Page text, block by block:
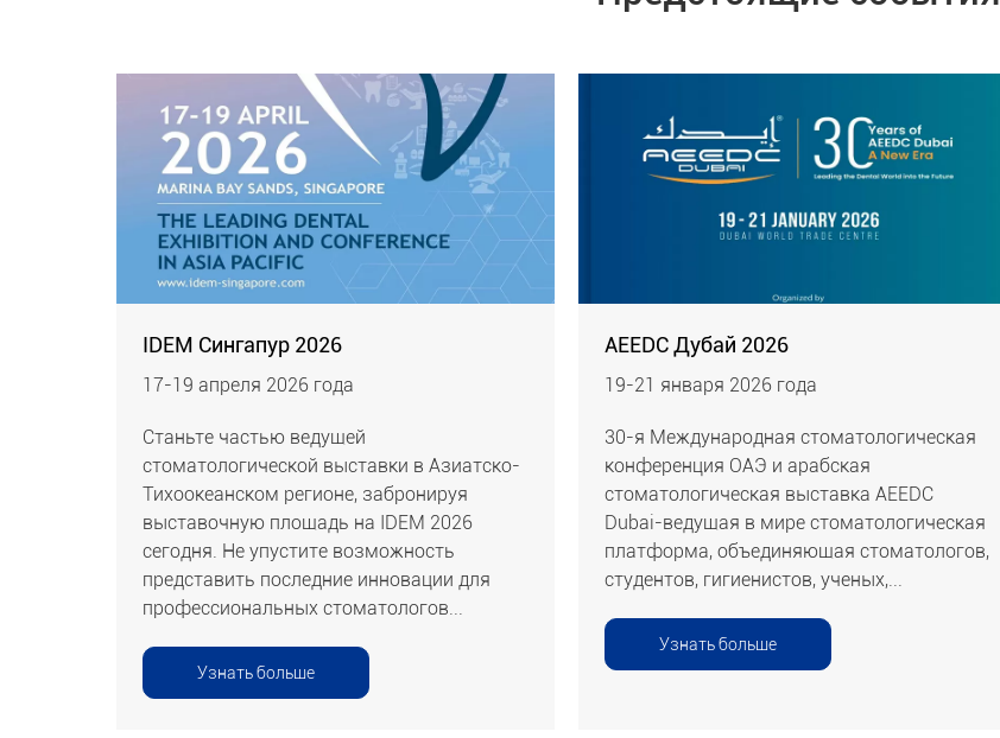
IDEM Сингапур 2026
17-19 апреля 2026 года
Станьте частью ведущей
стоматологической выставки в Азиатско-
Тихоокеанском регионе, забронируя
выставочную площадь на IDEM 2026
сегодня. Не упустите возможность
представить последние инновации для
профессиональных стоматологов...
Узнать больше
AEEDC Дубай 2026
19-21 января 2026 года
30-я Международная стоматологическая
конференция ОАЭ и арабская
стоматологическая выставка AEEDC
Dubai-ведущая в мире стоматологическая
платформа, объединяющая стоматологов,
студентов, гигиенистов, ученых,...
Узнать больше